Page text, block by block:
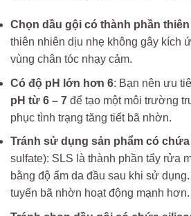
Chọn dầu gội có thành phần
thiên nhiên dịu nhẹ không gây kích
vùng chân tóc nhạy cảm.
Có độ pH lớn hơn 6: Bạn nên ưu
pH từ 6 – 7 để tạo một môi trường
phục tình trạng tăng tiết bã nhờn.
Tránh sử dụng sản phẩm có chứa
sulfate): SLS là thành phần tẩy rửa
bằng độ ẩm da đầu sau khi sử
tuyến bã nhờn hoạt động mạnh hơn.